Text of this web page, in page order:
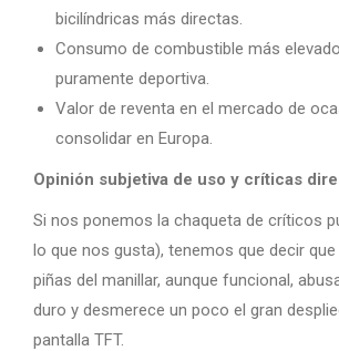
bicilíndricas más directas.
Consumo de combustible más
puramente deportiva.
Valor de reventa en el mercado de
consolidar en Europa.
Opinión subjetiva de uso y críticas
Si nos ponemos la chaqueta de críticos
lo que nos gusta), tenemos que decir
piñas del manillar, aunque funcional,
duro y desmerece un poco el gran
pantalla TFT.